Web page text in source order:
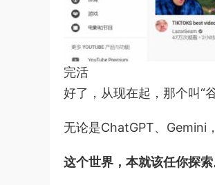
完活
好了，从现在起，那个叫“
无论是ChatGPT、Gemini
这个世界，本就该任你探索